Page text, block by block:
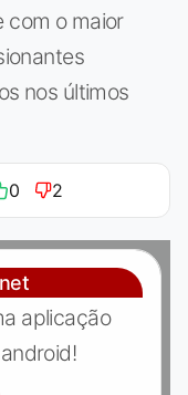
com o maior
nos últimos
0 2
aplicação